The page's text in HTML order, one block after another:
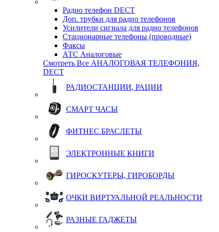
Радио телефон DECT
Доп. трубки для радио телефонов
Усилители сигнала для радио телефонов
Стационарные телефоны (проводные)
Факсы
АТС Аналоговые
Смотреть Все АНАЛОГОВАЯ ТЕЛЕФОНИЯ,
DECT
РАДИОСТАНЦИИ, РАЦИИ
СМАРТ ЧАСЫ
ФИТНЕС БРАСЛЕТЫ
ЭЛЕКТРОННЫЕ КНИГИ
ГИРОСКУТЕРЫ, ГИРОБОРДЫ
ОЧКИ ВИРТУАЛЬНОЙ РЕАЛЬНОСТИ
РАЗНЫЕ ГАДЖЕТЫ